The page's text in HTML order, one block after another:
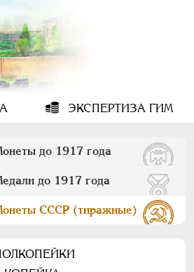
ЭКСПЕРТИЗА ГИМ
до 1917 года
до 1917 года
СССР (тиражные)